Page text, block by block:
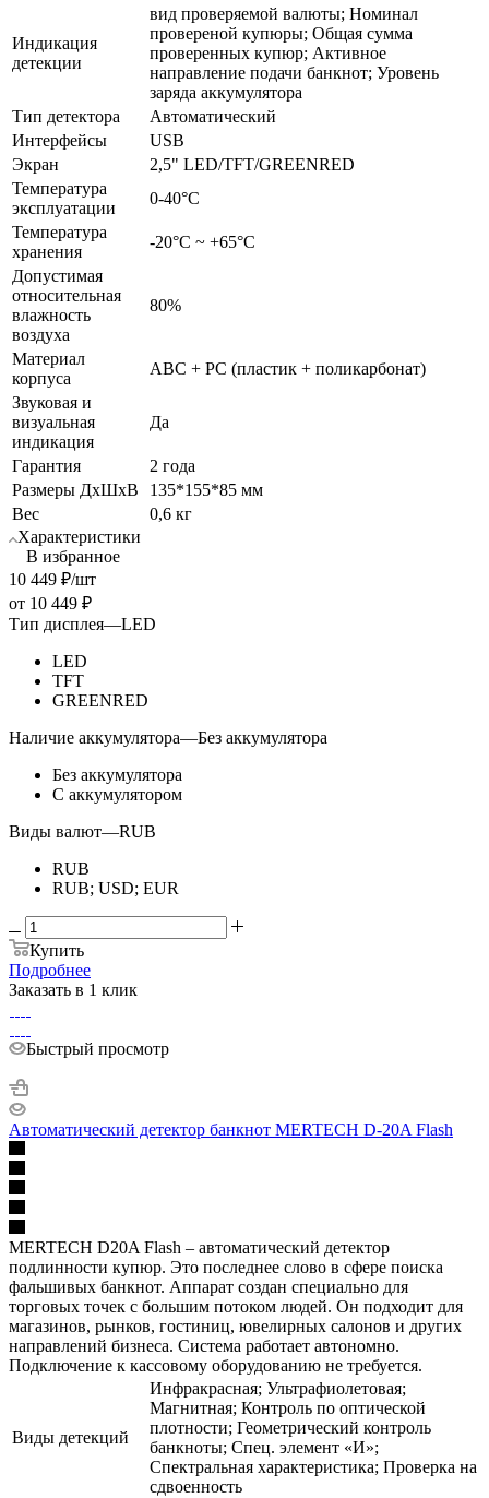
Индикация
детекции
вид проверяемой валюты; Номинал
провереной купюры; Общая сумма
проверенных купюр; Активное
направление подачи банкнот; Уровень
заряда аккумулятора
Тип детектора
Автоматический
Интерфейсы
USB
Экран
2,5" LED/TFT/GREENRED
Температура
эксплуатации
0-40°С
Температура
хранения
-20°С ~ +65°С
Допустимая
относительная
влажность
воздуха
80%
Материал
корпуса
ABC + PC (пластик + поликарбонат)
Звуковая и
визуальная
индикация
Да
Гарантия
2 года
Размеры ДхШхВ
135*155*85 мм
Вес
0,6 кг
Характеристики
В избранное
10 449 ₽/шт
от 10 449 ₽
Тип дисплея—LED
LED
TFT
GREENRED
Наличие аккумулятора—Без аккумулятора
Без аккумулятора
С аккумулятором
Виды валют—RUB
RUB
RUB; USD; EUR
Купить
Подробнее
Заказать в 1 клик
Быстрый просмотр
Автоматический детектор банкнот MERTECH D-20A Flash
MERTECH D20A Flash – автоматический детектор
подлинности купюр. Это последнее слово в сфере поиска
фальшивых банкнот. Аппарат создан специально для
торговых точек с большим потоком людей. Он подходит для
магазинов, рынков, гостиниц, ювелирных салонов и других
направлений бизнеса. Система работает автономно.
Подключение к кассовому оборудованию не требуется.
Виды детекций
Инфракрасная; Ультрафиолетовая;
Магнитная; Контроль по оптической
плотности; Геометрический контроль
банкноты; Спец. элемент «И»;
Спектральная характеристика; Проверка на
сдвоенность